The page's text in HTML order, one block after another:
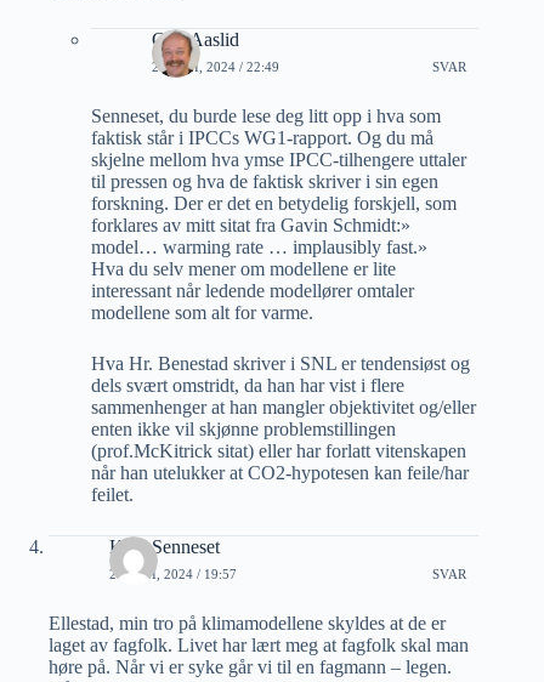
Geir Aaslid
27 JUNI, 2024 / 22:49 SVAR
Senneset, du burde lese deg litt opp i hva som
faktisk står i IPCCs WG1-rapport. Og du må
skjelne mellom hva ymse IPCC-tilhengere uttaler
til pressen og hva de faktisk skriver i sin egen
forskning. Der er det en betydelig forskjell, som
forklares av mitt sitat fra Gavin Schmidt:»
model… warming rate … implausibly fast.»
Hva du selv mener om modellene er lite
interessant når ledende modellører omtaler
modellene som alt for varme.
Hva Hr. Benestad skriver i SNL er tendensiøst og
dels svært omstridt, da han har vist i flere
sammenhenger at han mangler objektivitet og/eller
enten ikke vil skjønne problemstillingen
(prof.McKitrick sitat) eller har forlatt vitenskapen
når han utelukker at CO2-hypotesen kan feile/har
feilet.
Kjell Senneset
26 JUNI, 2024 / 19:57 SVAR
Ellestad, min tro på klimamodellene skyldes at de er
laget av fagfolk. Livet har lært meg at fagfolk skal man
høre på. Når vi er syke går vi til en fagmann – legen.